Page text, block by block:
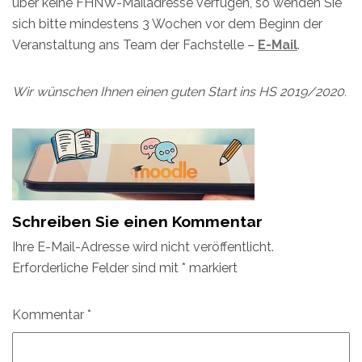
sich bitte mindestens 3 Wochen vor dem Beginn der
Veranstaltung ans Team der Fachstelle – E-Mail.
Wir wünschen Ihnen einen guten Start ins HS 2019/2020.
Schreiben Sie einen Kommentar
Ihre E-Mail-Adresse wird nicht veröffentlicht.
Erforderliche Felder sind mit * markiert
Kommentar *